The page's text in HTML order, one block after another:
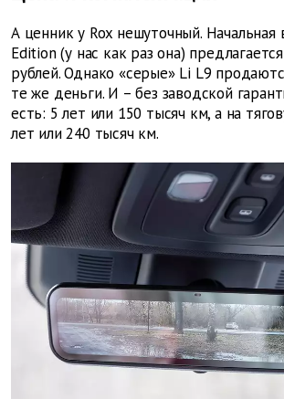
А ценник у Rox нешуточный. Начальная
Edition (у нас как раз она)
рублей. Однако «серые» Li L9
те же деньги. И – без заводской
есть: 5 лет или 150 тысяч км, а на
лет или 240 тысяч км.